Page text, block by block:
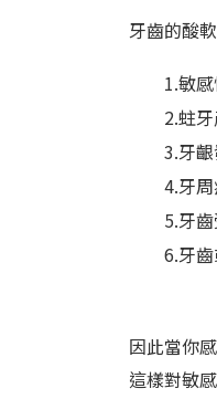
牙齒的酸
1.敏感
2.蛀牙
3.牙齦
4.牙周
5.牙齒
6.牙齒
因此當你
這樣對敏